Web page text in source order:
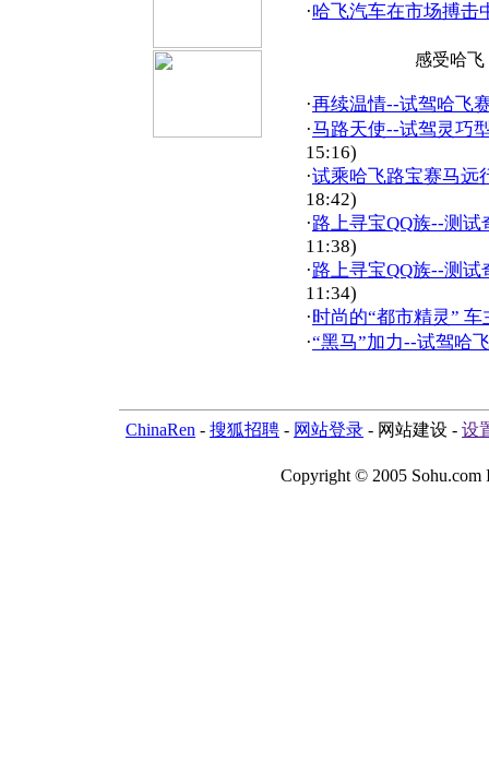
·哈飞汽车在市场搏击
感受哈飞
·再续温情--试驾哈飞
·马路天使--试驾灵巧
15:16)
·试乘哈飞路宝赛马远
18:42)
·路上寻宝QQ族--测
11:38)
·路上寻宝QQ族--测
11:34)
·时尚的“都市精灵”
·“黑马”加力--试驾哈
ChinaRen - 搜狐招聘 - 网站登录 - 网站建设 - 设
Copyright © 2005